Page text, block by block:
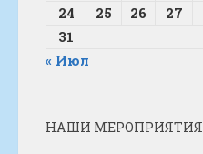
24
25 26 27
31
« Июл
НАШИ МЕРОПРИЯТИЯ